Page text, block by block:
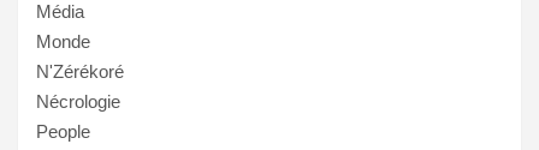
Média
Monde
N'Zérékoré
Nécrologie
People